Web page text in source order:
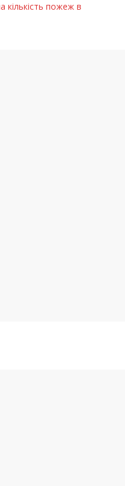
кількість пожеж в